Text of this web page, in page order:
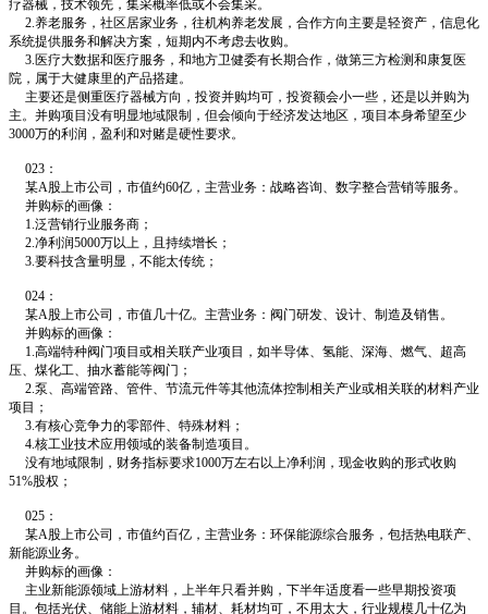
疗器械，技术领先，集采概率低或不会集采。
2.养老服务，社区居家业务，往机构养老发展，合作方向主要是轻资产，信息化
系统提供服务和解决方案，短期内不考虑去收购。
3.医疗大数据和医疗服务，和地方卫健委有长期合作，做第三方检测和康复医
院，属于大健康里的产品搭建。
主要还是侧重医疗器械方向，投资并购均可，投资额会小一些，还是以并购为
主。并购项目没有明显地域限制，但会倾向于经济发达地区，项目本身希望至少
3000万的利润，盈利和对赌是硬性要求。
023：
某A股上市公司，市值约60亿，主营业务：战略咨询、数字整合营销等服务。
并购标的画像：
1.泛营销行业服务商；
2.净利润5000万以上，且持续增长；
3.要科技含量明显，不能太传统；
024：
某A股上市公司，市值几十亿。主营业务：阀门研发、设计、制造及销售。
并购标的画像：
1.高端特种阀门项目或相关联产业项目，如半导体、氢能、深海、燃气、超高
压、煤化工、抽水蓄能等阀门；
2.泵、高端管路、管件、节流元件等其他流体控制相关产业或相关联的材料产业
项目；
3.有核心竞争力的零部件、特殊材料；
4.核工业技术应用领域的装备制造项目。
没有地域限制，财务指标要求1000万左右以上净利润，现金收购的形式收购
51%股权；
025：
某A股上市公司，市值约百亿，主营业务：环保能源综合服务，包括热电联产、
新能源业务。
并购标的画像：
主业新能源领域上游材料，上半年只看并购，下半年适度看一些早期投资项
目。包括光伏、储能上游材料，辅材、耗材均可，不用太大，行业规模几十亿为